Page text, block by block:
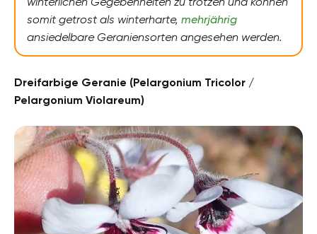
somit getrost als winterharte, mehrjährig
ansiedelbare Geraniensorten angesehen werden.
Dreifarbige Geranie (Pelargonium Tricolor /
Pelargonium Violareum)